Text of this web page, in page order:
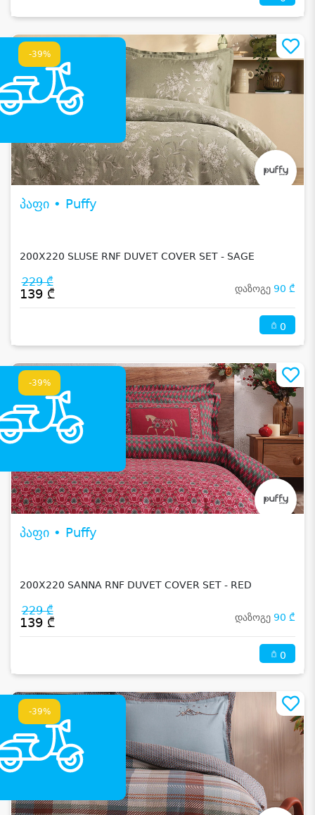
-39%
პაფი • Puffy
200X220 SLUSE RNF DUVET COVER SET - SAGE
229 ₾
139 ₾ დაზოგე 90 ₾
0
-39%
პაფი • Puffy
200X220 SANNA RNF DUVET COVER SET - RED
229 ₾
139 ₾ დაზოგე 90 ₾
0
-39%